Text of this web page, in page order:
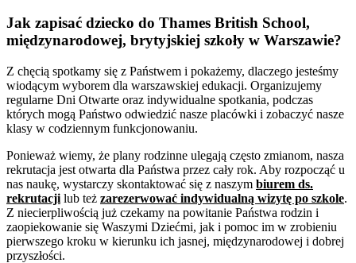
Jak zapisać dziecko do Thames British School,
międzynarodowej, brytyjskiej szkoły w Warszawie?
Z chęcią spotkamy się z Państwem i pokażemy, dlaczego jesteśmy
wiodącym wyborem dla warszawskiej edukacji. Organizujemy
regularne Dni Otwarte oraz indywidualne spotkania, podczas
których mogą Państwo odwiedzić nasze placówki i zobaczyć nasze
klasy w codziennym funkcjonowaniu.
Ponieważ wiemy, że plany rodzinne ulegają często zmianom, nasza
rekrutacja jest otwarta dla Państwa przez cały rok. Aby rozpocząć u
nas naukę, wystarczy skontaktować się z naszym biurem ds.
rekrutacji lub też zarezerwować indywidualną wizytę po szkole.
Z niecierpliwością już czekamy na powitanie Państwa rodzin i
zaopiekowanie się Waszymi Dziećmi, jak i pomoc im w zrobieniu
pierwszego kroku w kierunku ich jasnej, międzynarodowej i dobrej
przyszłości.